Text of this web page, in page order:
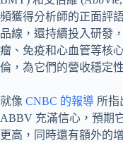
頻獲得分析師的正面評
品線，還持續投入研發
瘤、免疫和心血管等核
倫，為它們的營收穩定
就像 CNBC 的報導 所指
ABBV 充滿信心，預期
更高，同時還有額外的